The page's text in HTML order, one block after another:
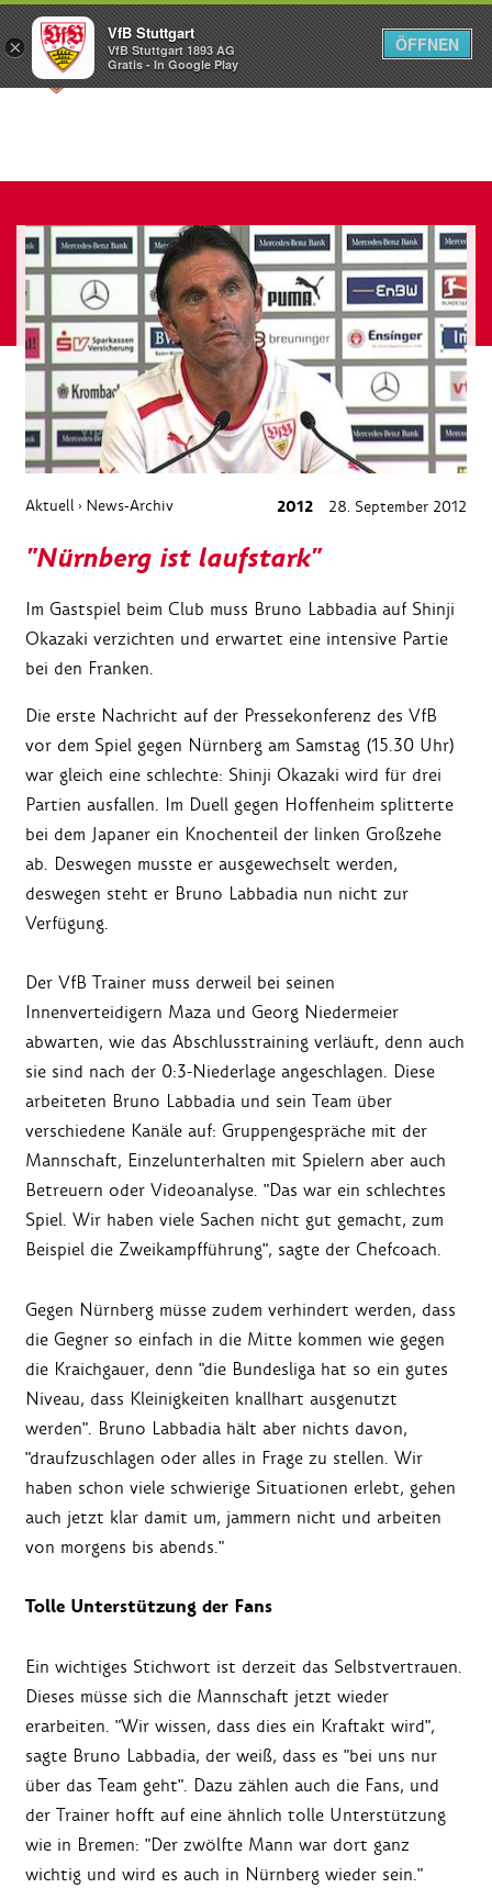
Menü
Aktuell › News-Archiv 2012 28. September 2012
"Nürnberg ist laufstark"
Im Gastspiel beim Club muss Bruno Labbadia auf Shinji
Okazaki verzichten und erwartet eine intensive Partie
bei den Franken.
Die erste Nachricht auf der Pressekonferenz des VfB
vor dem Spiel gegen Nürnberg am Samstag (15.30 Uhr)
war gleich eine schlechte: Shinji Okazaki wird für drei
Partien ausfallen. Im Duell gegen Hoffenheim splitterte
bei dem Japaner ein Knochenteil der linken Großzehe
ab. Deswegen musste er ausgewechselt werden,
deswegen steht er Bruno Labbadia nun nicht zur
Verfügung.
Der VfB Trainer muss derweil bei seinen
Innenverteidigern Maza und Georg Niedermeier
abwarten, wie das Abschlusstraining verläuft, denn auch
sie sind nach der 0:3-Niederlage angeschlagen. Diese
arbeiteten Bruno Labbadia und sein Team über
verschiedene Kanäle auf: Gruppengespräche mit der
Mannschaft, Einzelunterhalten mit Spielern aber auch
Betreuern oder Videoanalyse. "Das war ein schlechtes
Spiel. Wir haben viele Sachen nicht gut gemacht, zum
Beispiel die Zweikampfführung", sagte der Chefcoach.
Gegen Nürnberg müsse zudem verhindert werden, dass
die Gegner so einfach in die Mitte kommen wie gegen
die Kraichgauer, denn "die Bundesliga hat so ein gutes
Niveau, dass Kleinigkeiten knallhart ausgenutzt
werden". Bruno Labbadia hält aber nichts davon,
"draufzuschlagen oder alles in Frage zu stellen. Wir
haben schon viele schwierige Situationen erlebt, gehen
auch jetzt klar damit um, jammern nicht und arbeiten
von morgens bis abends."
Tolle Unterstützung der Fans
Ein wichtiges Stichwort ist derzeit das Selbstvertrauen.
Dieses müsse sich die Mannschaft jetzt wieder
erarbeiten. "Wir wissen, dass dies ein Kraftakt wird",
sagte Bruno Labbadia, der weiß, dass es "bei uns nur
über das Team geht". Dazu zählen auch die Fans, und
der Trainer hofft auf eine ähnlich tolle Unterstützung
wie in Bremen: "Der zwölfte Mann war dort ganz
wichtig und wird es auch in Nürnberg wieder sein."
×
VfB Stuttgart
VfB Stuttgart 1893 AG
Gratis - In Google Play
ÖFFNEN